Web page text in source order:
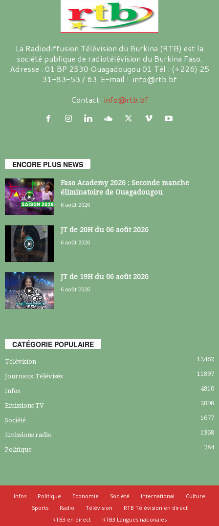
La Radiodiffusion Télévision du Burkina (RTB) est la
société publique de radiotélévision du Burkina Faso.
Adresse : 01 BP 2530 Ouagadougou 01 Tél : (+226) 25
31-83-53 / 63 E-mail : info@rtb.bf
Contact: info@rtb.bf
ENCORE PLUS NEWS
Faso Academy 2026 : Seconde manche
éliminatoire de Ouagadougou
6 août 2026
JT de 20H du 06 août 2026
6 août 2026
JT de 19H du 06 août 2026
6 août 2026
CATÉGORIE POPULAIRE
Télévision 12462
Journaux Télévisés 11897
Infos 4810
Emissions TV 2898
Société 1677
Emissions radio 1368
Politique 784
Infos Politique Economie Société International
Culture
Sports
Radio Télévision
RTB Télévision en direct
RTB3 en direct
RTB3 Langues nationales